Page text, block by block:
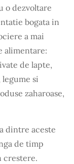
o dezvoltare
bogata in
a mai
alimentare:
de lapte,
si
zaharoase,
dintre aceste
de timp
crestere.